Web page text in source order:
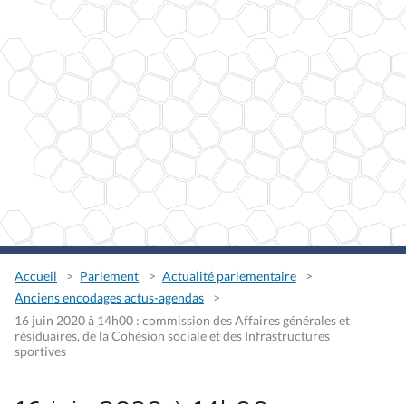
Accueil Parlement
Actualité parlementaire
Anciens encodages actus-agendas
16 juin 2020 à 14h00 : commission des Affaires générales et
résiduaires, de la Cohésion sociale et des Infrastructures
sportives